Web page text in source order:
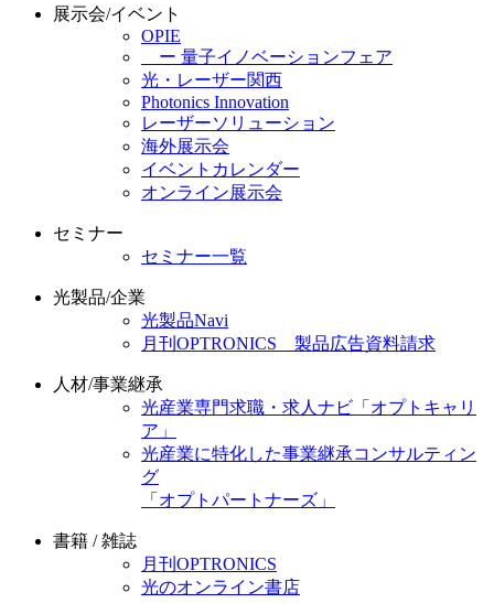
展示会/イベント
OPIE
ー 量子イノベーションフェア
光・レーザー関西
Photonics Innovation
レーザーソリューション
海外展示会
イベントカレンダー
オンライン展示会
セミナー
セミナー一覧
光製品/企業
光製品Navi
月刊OPTRONICS 製品広告資料請求
人材/事業継承
光産業専門求職・求人ナビ「オプトキャリ
ア」
光産業に特化した事業継承コンサルティン
グ
「オプトパートナーズ」
書籍 / 雑誌
月刊OPTRONICS
光のオンライン書店